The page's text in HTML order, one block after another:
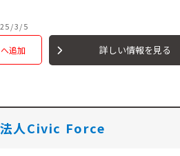
3/5
追加 詳しい情報を見る
人Civic Force